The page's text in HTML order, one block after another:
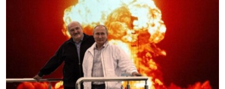
FOTOQALEREYA
İNFOQRAFIKA
KARIKATURA
AZƏRBAYCAN ƏDƏBIYYATI KITABXANASI
İSLAM VƏ DEMOKRATIYA
HAQQIMIZDA
MISSIYAMIZ
PEŞƏ ETIKASI VƏ JURNALISTIKA STANDARTLARIMIZ